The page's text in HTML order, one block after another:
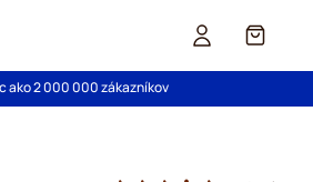
Košík
ako 2 000 000 zákazníkov